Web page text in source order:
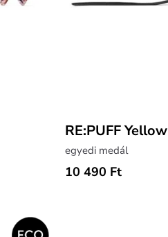
RE:PUFF Yellow
egyedi medál
10 490 Ft